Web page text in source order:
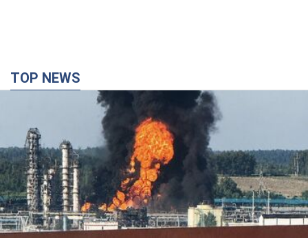
ППО: Зеленський пообіцяв "знаходити
технології" протидії
Президент заявив, що навіть посилена система
протиповітряної оборони РФ не гарантує захисту від
українських ударів
5 годин тому 41,6 т.
Україна придбала у Туреччини 70 балістичних
ракет і багато іншого озброєння: у Держдепі
США оприлюднили список